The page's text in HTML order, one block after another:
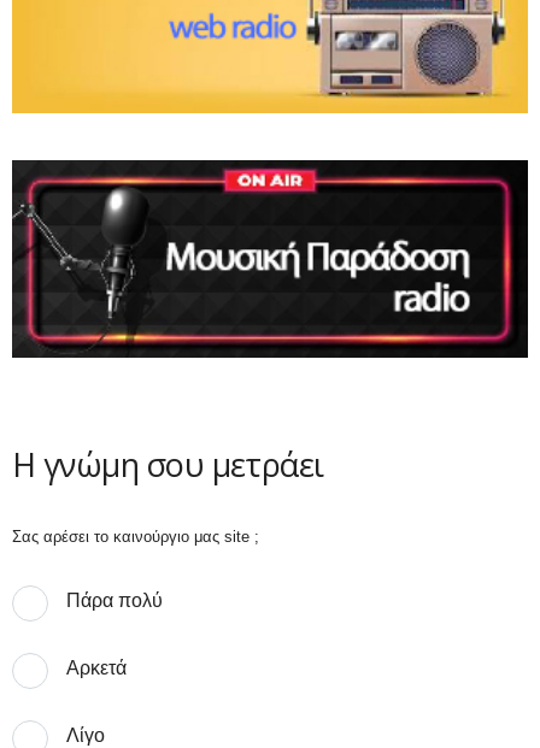
Η γνώμη σου μετράει
Σας αρέσει το καινούργιο μας site ;
Πάρα πολύ
Αρκετά
Λίγο